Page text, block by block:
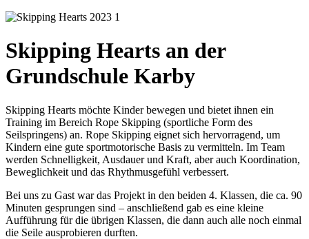
Skipping Hearts an der
Grundschule Karby
Skipping Hearts möchte Kinder bewegen und bietet ihnen ein
Training im Bereich Rope Skipping (sportliche Form des
Seilspringens) an. Rope Skipping eignet sich hervorragend, um
Kindern eine gute sportmotorische Basis zu vermitteln. Im Team
werden Schnelligkeit, Ausdauer und Kraft, aber auch Koordination,
Beweglichkeit und das Rhythmusgefühl verbessert.
Bei uns zu Gast war das Projekt in den beiden 4. Klassen, die ca. 90
Minuten gesprungen sind – anschließend gab es eine kleine
Aufführung für die übrigen Klassen, die dann auch alle noch einmal
die Seile ausprobieren durften.